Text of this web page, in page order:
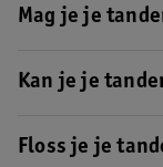
beste in je routine
minimaal een uur
Mag je je
Kan je je
natuurlijke witheid
Floss je je